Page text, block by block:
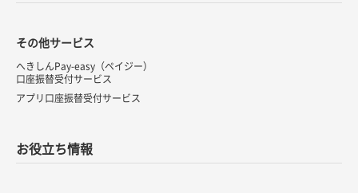
その他サービス
へきしんPay-easy（ペイジー）
口座振替受付サービス
アプリ口座振替受付サービス
お役立ち情報